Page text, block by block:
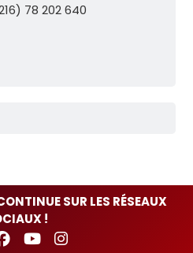
78 202 640
SUR LES RÉSEAUX
!